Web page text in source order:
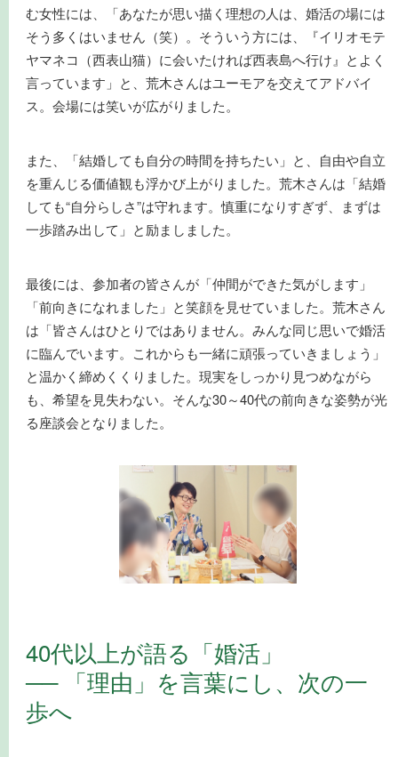
む女性には、「あなたが思い描く理想の人は、婚活の場には
そう多くはいません（笑）。そういう方には、『イリオモテ
ヤマネコ（西表山猫）に会いたければ西表島へ行け』とよく
言っています」と、荒木さんはユーモアを交えてアドバイ
ス。会場には笑いが広がりました。
また、「結婚しても自分の時間を持ちたい」と、自由や自立
を重んじる価値観も浮かび上がりました。荒木さんは「結婚
しても“自分らしさ”は守れます。慎重になりすぎず、まずは
一歩踏み出して」と励ましました。
最後には、参加者の皆さんが「仲間ができた気がします」
「前向きになれました」と笑顔を見せていました。荒木さん
は「皆さんはひとりではありません。みんな同じ思いで婚活
に臨んでいます。これからも一緒に頑張っていきましょう」
と温かく締めくくりました。現実をしっかり見つめながら
も、希望を見失わない。そんな30～40代の前向きな姿勢が光
る座談会となりました。
40代以上が語る「婚活」
── 「理由」を言葉にし、次の一
歩へ